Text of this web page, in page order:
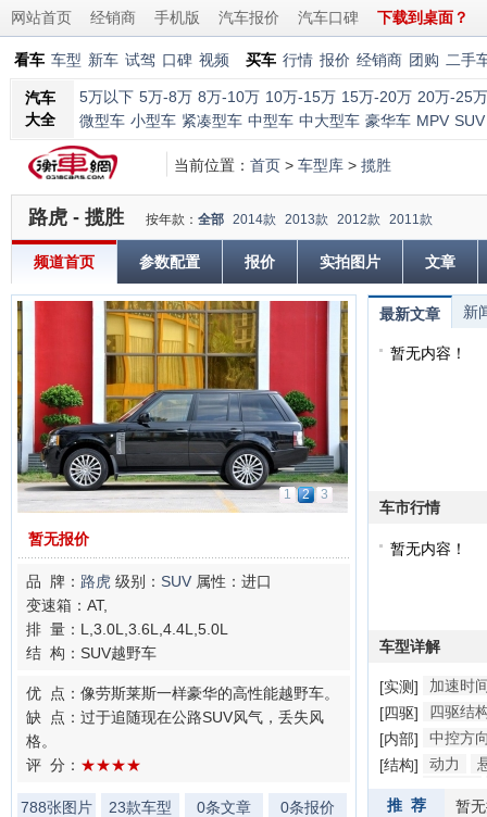
网站首页 经销商 手机版 汽车报价 汽车口碑 下载到桌面？
看车 车型 新车 试驾 口碑 视频 买车 行情 报价 经销商 团购 二手
汽车
大全
5万以下 5万-8万 8万-10万 10万-15万 15万-20万 20万-25万
微型车 小型车 紧凑型车 中型车 中大型车 豪华车 MPV SUV
当前位置： 首页 > 车型库 > 揽胜
路虎 - 揽胜 按年款： 全部 2014款 2013款 2012款 2011款
频道首页 参数配置 报价 实拍图片 文章
1 2 3
暂无报价
品 牌： 路虎 级别： SUV 属性：进口
变速箱：AT,
排 量：L,3.0L,3.6L,4.4L,5.0L
结 构：SUV越野车
优 点：像劳斯莱斯一样豪华的高性能越野车。
缺 点：过于追随现在公路SUV风气，丢失风
格。
评 分： ★★★★
788张图片 23款车型 0条文章
0条报价
最新文章 新
暂无内容！
车市行情
暂无内容！
车型详解
[实测]
加速时
[四驱]
四驱结
[内部]
中控方
[结构]
动力
推 荐
暂